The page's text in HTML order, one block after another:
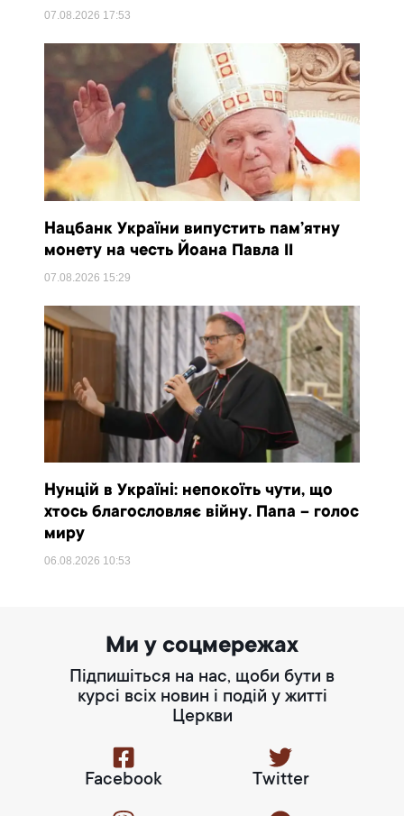
07.08.2026 17:53
Нацбанк України випустить пам’ятну
монету на честь Йоана Павла II
07.08.2026 15:29
Нунцій в Україні: непокоїть чути, що
хтось благословляє війну. Папа – голос
миру
06.08.2026 10:53
Ми у соцмережах
Підпишіться на нас, щоби бути в
курсі всіх новин і подій у житті
Церкви
Facebook Twitter